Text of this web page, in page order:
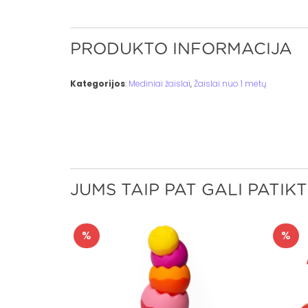
PRODUKTO INFORMACIJA
Kategorijos: Mediniai žaislai,Žaislai nuo 1 metų
JUMS TAIP PAT GALI
% %